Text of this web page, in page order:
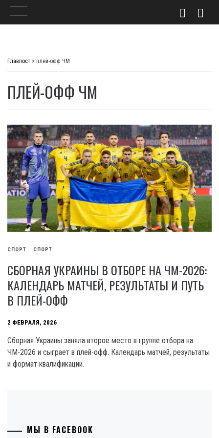
Главпост > плей-офф ЧМ
ПЛЕЙ-ОФФ ЧМ
СПОРТ СПОРТ
СБОРНАЯ УКРАИНЫ В ОТБОРЕ НА ЧМ-2026:
КАЛЕНДАРЬ МАТЧЕЙ, РЕЗУЛЬТАТЫ И ПУТЬ
В ПЛЕЙ-ОФФ
2 ФЕВРАЛЯ, 2026
Сборная Украины заняла второе место в группе отбора на
ЧМ-2026 и сыграет в плей-офф. Календарь матчей, результаты
и формат квалификации.
МЫ В FACEBOOK